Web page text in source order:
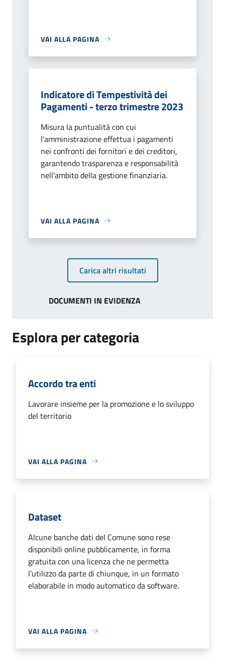
VAI ALLA PAGINA
Indicatore di Tempestività dei
Pagamenti - terzo trimestre 2023
Misura la puntualità con cui
l'amministrazione effettua i pagamenti
nei confronti dei fornitori e dei creditori,
garantendo trasparenza e responsabilità
nell'ambito della gestione finanziaria.
VAI ALLA PAGINA
Carica altri risultati
DOCUMENTI IN EVIDENZA
Esplora per categoria
Accordo tra enti
Lavorare insieme per la promozione e lo sviluppo
del territorio
VAI ALLA PAGINA
Dataset
Alcune banche dati del Comune sono rese
disponibili online pubblicamente, in forma
gratuita con una licenza che ne permetta
l’utilizzo da parte di chiunque, in un formato
elaborabile in modo automatico da software.
VAI ALLA PAGINA